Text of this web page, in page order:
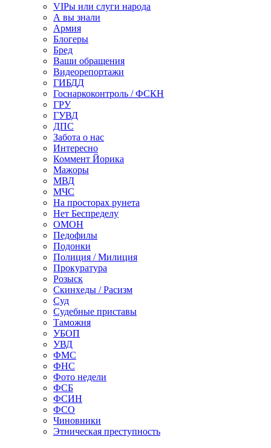
VIPы или слуги народа
А вы знали
Армия
Блогеры
Бред
Ваши обращения
Видеорепортажи
ГИБДД
Госнаркоконтроль / ФСКН
ГРУ
ГУВД
ДПС
Забота о нас
Интересно
Коммент Йорика
Мажоры
МВД
МЧС
На просторах рунета
Нет Беспределу
ОМОН
Педофилы
Подонки
Полиция / Милиция
Прокуратура
Розыск
Скинхеды / Расизм
Суд
Судебные приставы
Таможня
УБОП
УВД
ФМС
ФНС
Фото недели
ФСБ
ФСИН
ФСО
Чиновники
Этническая преступность